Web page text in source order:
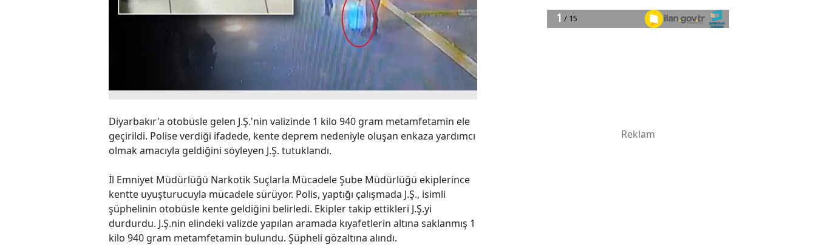
Diyarbakır'a otobüsle gelen J.Ş.'nin valizinde 1 kilo 940 gram metamfetamin ele
geçirildi. Polise verdiği ifadede, kente deprem nedeniyle oluşan enkaza yardımcı
olmak amacıyla geldiğini söyleyen J.Ş. tutuklandı.
İl Emniyet Müdürlüğü Narkotik Suçlarla Mücadele Şube Müdürlüğü ekiplerince
kentte uyuşturucuyla mücadele sürüyor. Polis, yaptığı çalışmada J.Ş., isimli
şüphelinin otobüsle kente geldiğini belirledi. Ekipler takip ettikleri J.Ş.yi
durdurdu. J.Ş.nin elindeki valizde yapılan aramada kıyafetlerin altına saklanmış 1
kilo 940 gram metamfetamin bulundu. Şüpheli gözaltına alındı.